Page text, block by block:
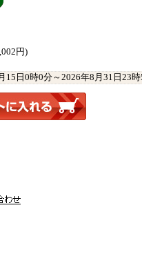
円)
15日0時0分～2026年8月31日23